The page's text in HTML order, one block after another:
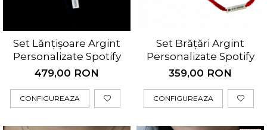
Set Lănțișoare Argint
Personalizate Spotify
479,00 RON
CONFIGUREAZA
Set Brățări Argint
Personalizate Spotify
359,00 RON
CONFIGUREAZA